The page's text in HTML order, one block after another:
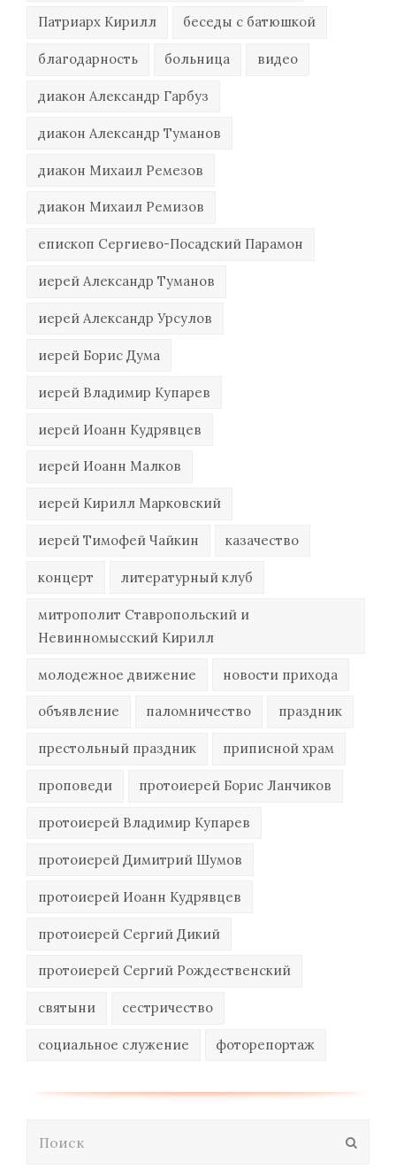
Патриарх Кирилл беседы с батюшкой
благодарность больница видео
диакон Александр Гарбуз
диакон Александр Туманов
диакон Михаил Ремезов
диакон Михаил Ремизов
епископ Сергиево-Посадский Парамон
иерей Александр Туманов
иерей Александр Урсулов
иерей Борис Дума
иерей Владимир Купарев
иерей Иоанн Кудрявцев
иерей Иоанн Малков
иерей Кирилл Марковский
иерей Тимофей Чайкин казачество
концерт литературный клуб
митрополит Ставропольский и
Невинномысский Кирилл
молодежное движение новости прихода
объявление паломничество праздник
престольный праздник приписной храм
проповеди протоиерей Борис Ланчиков
протоиерей Владимир Купарев
протоиерей Димитрий Шумов
протоиерей Иоанн Кудрявцев
протоиерей Сергий Дикий
протоиерей Сергий Рождественский
святыни сестричество
социальное служение фоторепортаж